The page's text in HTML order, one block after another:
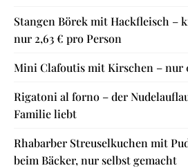
Stangen Börek mit Hackfleisch –
nur 2,63 € pro Person
Mini Clafoutis mit Kirschen – nur
Rigatoni al forno – der
Familie liebt
Rhabarber Streuselkuchen mit
beim Bäcker, nur selbst gemacht